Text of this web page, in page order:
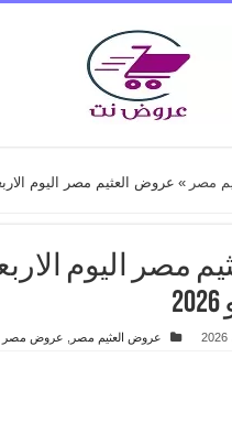
مصر »
عروض العثيم مصر عروض مصر